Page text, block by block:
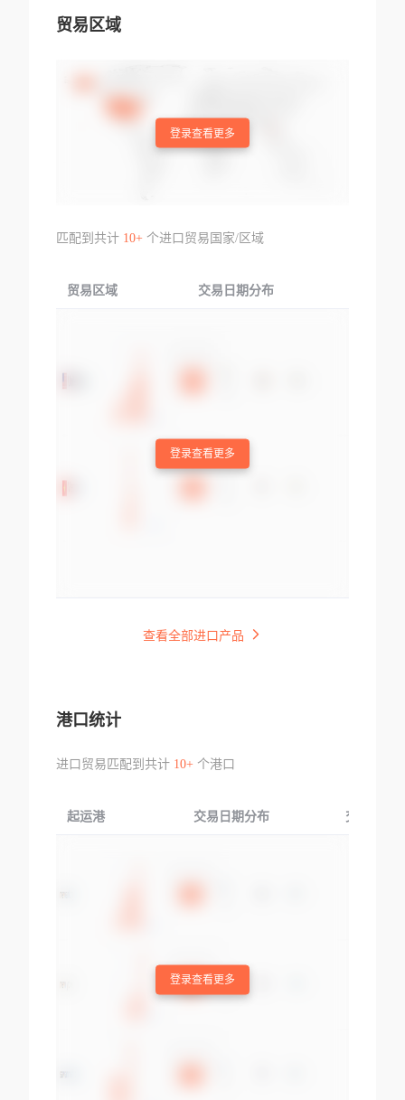
贸易区域
登录查看更多
匹配到共计 10+个进口贸易国家/区域
贸易区域 交易日期分布
登录查看更多
查看全部进口产品
港口统计
进口贸易匹配到共计 10+个港口
起运港 交易日期分布 交易产品
登录查看更多